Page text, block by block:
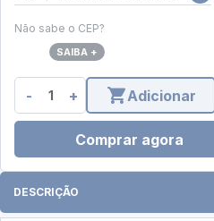
Não sabe o CEP?
SAIBA +
- + Adicionar
Comprar agora
DESCRIÇÃO